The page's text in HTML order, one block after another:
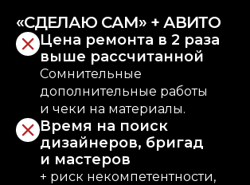
«СДЕЛАЮ САМ» + АВИТО
Цена ремонта в 2 раза
выше рассчитанной
Сомнительные
дополнительные работы
и чеки на материалы.
Время на поиск
дизайнеров, бригад
и мастеров
+ риск некомпетентности,